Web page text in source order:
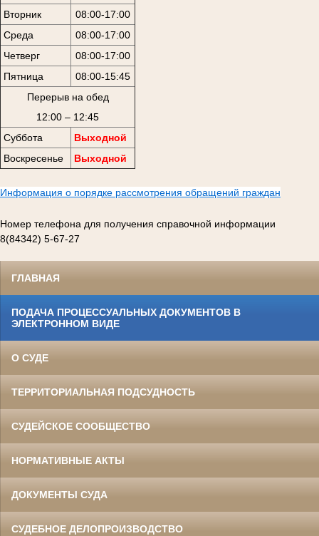
Вторник
08:00-17:00
Среда
08:00-17:00
Четверг
08:00-17:00
Пятница
08:00-15:45
Перерыв на обед
12:00 – 12:45
Суббота
Выходной
Воскресенье
Выходной
Информация о порядке рассмотрения обращений граждан
Номер телефона для получения справочной информации
8(84342) 5-67-27
ГЛАВНАЯ
ПОДАЧА ПРОЦЕССУАЛЬНЫХ ДОКУМЕНТОВ В
ЭЛЕКТРОННОМ ВИДЕ
О СУДЕ
ТЕРРИТОРИАЛЬНАЯ ПОДСУДНОСТЬ
СУДЕЙСКОЕ СООБЩЕСТВО
НОРМАТИВНЫЕ АКТЫ
ДОКУМЕНТЫ СУДА
СУДЕБНОЕ ДЕЛОПРОИЗВОДСТВО